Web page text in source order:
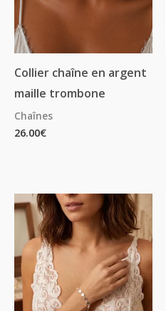
Collier chaîne en argent
maille trombone
Chaînes
26.00€